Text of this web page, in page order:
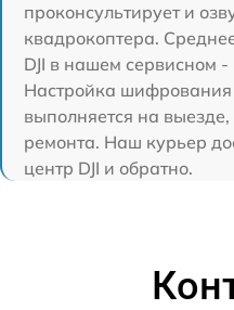
проконсультирует и
квадрокоптера.
DJI в нашем сервисном -
Настройка шифрования
выполняется на
ремонта. Наш курьер
центр DJI и обратно.